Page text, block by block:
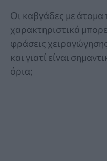
Οι καβγάδες με άτομα
χαρακτηριστικά
φράσεις
και γιατί είναι
όρια;